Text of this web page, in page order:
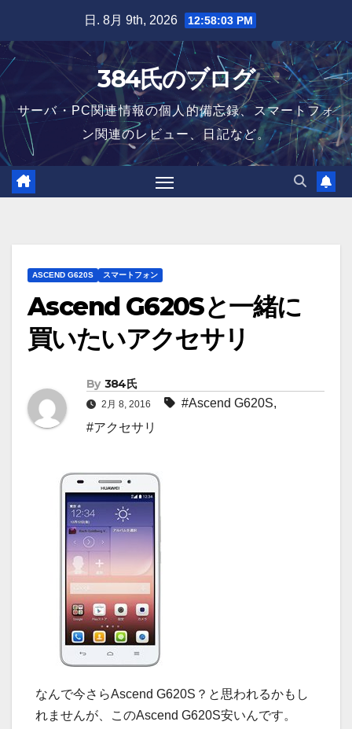
content
日. 8月 9th, 2026 12:58:04 PM
384氏のブログ
サーバ・PC関連情報の個人的備忘録、スマートフォ
ン関連のレビュー、日記など。
ASCEND G620S スマートフォン
Ascend G620Sと一緒に
買いたいアクセサリ
By 384氏
2月 8, 2016 #Ascend G620S,
#アクセサリ
なんで今さらAscend G620S？と思われるかもし
れませんが、このAscend G620S安いんです。